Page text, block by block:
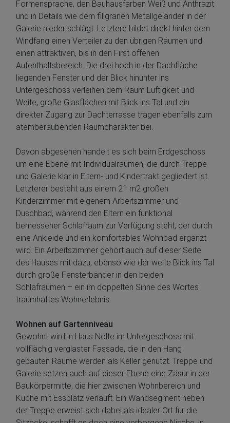
Formensprache, den Bauhausfarben Weiß und Anthrazit
und in Details wie dem filigranen Metallgeländer in der
Galerie nieder schlägt. Letztere bildet direkt hinter dem
Windfang einen Verteiler zu den übrigen Räumen und
einen attraktiven, bis in den First offenen
Aufenthaltsbereich. Die drei hoch in der Dachfläche
liegenden Fenster und der Blick hinunter ins
Untergeschoss verleihen dem Raum Luftigkeit und
Weite, große Glasflächen mit Blick ins Tal und ein
direkter Zugang zur Dachterrasse tragen ebenfalls zum
atemberaubenden Raumcharakter bei.
Davon abgesehen handelt es sich beim Erdgeschoss
um eine Ebene mit Individualräumen, die durch Treppe
und Galerie klar in Eltern- und Kindertrakt gegliedert ist.
Letzterer besteht aus einem 21 m2 großen
Kinderzimmer mit eigenem Arbeitszimmer und
Duschbad, während den Eltern ein funktional
bemessener Schlafraum zur Verfügung steht, der durch
eine Ankleide und ein komfortables Wohnbad ergänzt
wird. Ein Arbeitszimmer gehört auch auf dieser Seite
des Hauses mit dazu, ebenso wie der weite Blick ins Tal
durch große Fensterbänder in den beiden
Schlafräumen – ein im doppelten Sinne des Wortes
traumhaftes Wohnerlebnis.
Wohnen auf Gartenniveau
Gewohnt wird in Haus Nolte im Untergeschoss mit
vollflächig verglaster Fassade, die in den Hang
gebauten Räume werden als Keller genutzt. Treppe und
Galerie setzen auch auf dieser Ebene eine Zäsur in der
Baukörpermitte, die hier zwischen Wohnbereich und
Küche mit Essplatz verläuft. Ein Wandsegment neben
der Treppe erweist sich dabei als idealer Ort für die